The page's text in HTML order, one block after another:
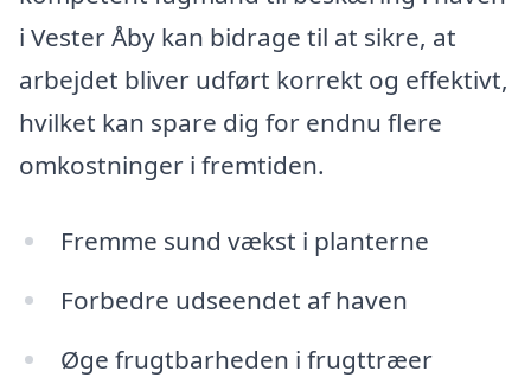
i Vester Åby kan bidrage til at sikre, at
arbejdet bliver udført korrekt og effektivt,
hvilket kan spare dig for endnu flere
omkostninger i fremtiden.
Fremme sund vækst i planterne
Forbedre udseendet af haven
Øge frugtbarheden i frugttræer